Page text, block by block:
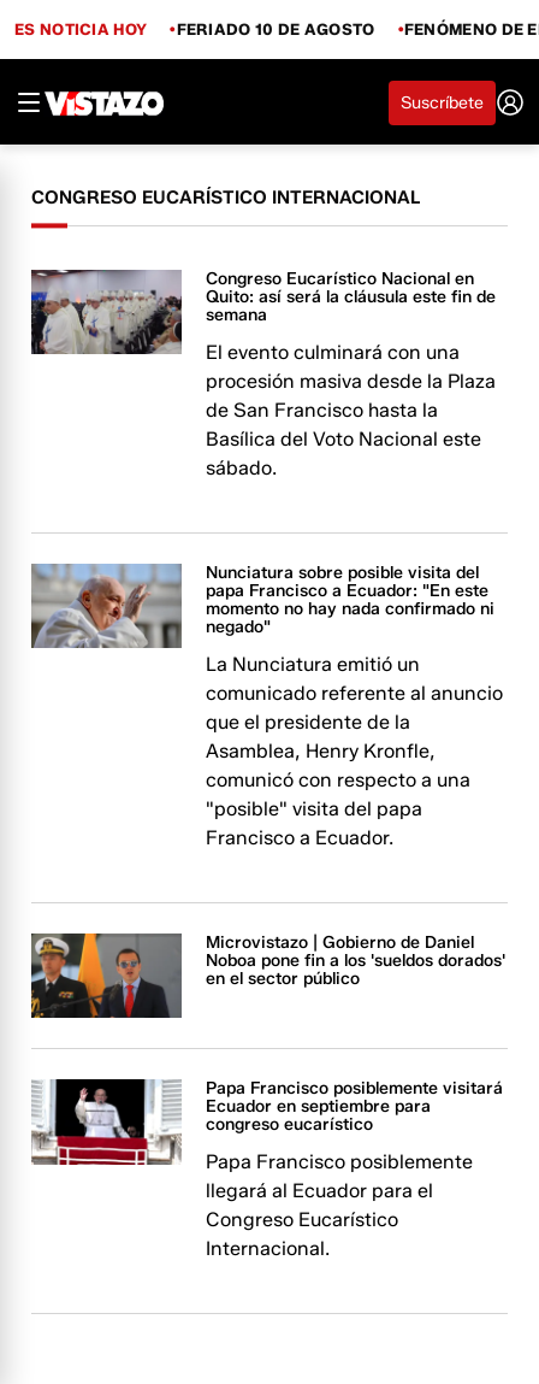
ES NOTICIA HOY FERIADO 10 DE AGOSTO FENÓMENO DE
Suscríbete
CONGRESO EUCARÍSTICO INTERNACIONAL
Congreso Eucarístico Nacional en
Quito: así será la cláusula este fin de
semana
El evento culminará con una
procesión masiva desde la Plaza
de San Francisco hasta la
Basílica del Voto Nacional este
sábado.
Nunciatura sobre posible visita del
papa Francisco a Ecuador: "En este
momento no hay nada confirmado ni
negado"
La Nunciatura emitió un
comunicado referente al anuncio
que el presidente de la
Asamblea, Henry Kronfle,
comunicó con respecto a una
"posible" visita del papa
Francisco a Ecuador.
Microvistazo | Gobierno de Daniel
Noboa pone fin a los 'sueldos dorados'
en el sector público
Papa Francisco posiblemente visitará
Ecuador en septiembre para
congreso eucarístico
Papa Francisco posiblemente
llegará al Ecuador para el
Congreso Eucarístico
Internacional.